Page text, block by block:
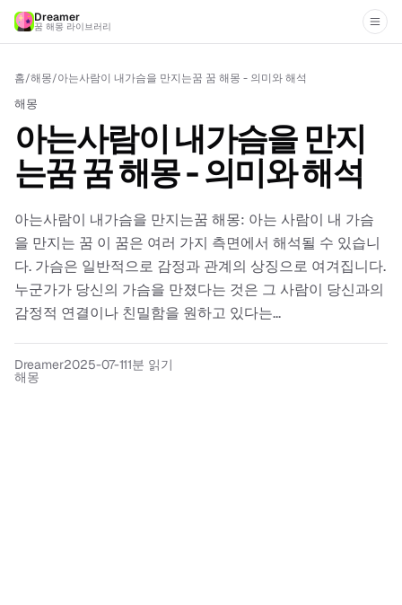
Dreamer
꿈 해몽 라이브러리
홈/해몽/아는사람이 내가슴을 만지는꿈 꿈 해몽 - 의미와 해석
해몽
아는사람이 내가슴을 만지
는꿈 꿈 해몽 - 의미와 해석
아는사람이 내가슴을 만지는꿈 해몽: 아는 사람이 내 가슴
을 만지는 꿈 이 꿈은 여러 가지 측면에서 해석될 수 있습니
다. 가슴은 일반적으로 감정과 관계의 상징으로 여겨집니다.
누군가가 당신의 가슴을 만졌다는 것은 그 사람이 당신과의
감정적 연결이나 친밀함을 원하고 있다는...
Dreamer2025-07-111분 읽기
해몽